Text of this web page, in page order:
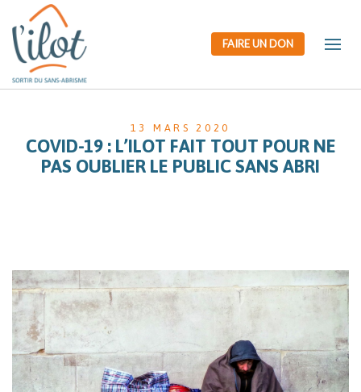
13 MARS 2020
COVID-19 : L’ILOT FAIT TOUT POUR NE
PAS OUBLIER LE PUBLIC SANS ABRI
FAIRE UN DON